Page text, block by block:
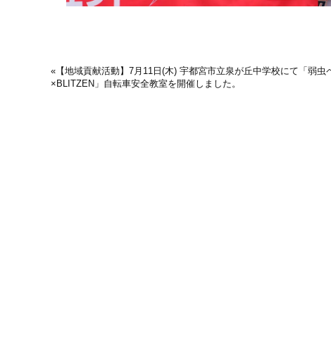
« 【地域貢献活動】7月11日(木) 宇都宮市立泉が丘中学校にて「弱虫
×BLITZEN」自転車安全教室を開催しました。